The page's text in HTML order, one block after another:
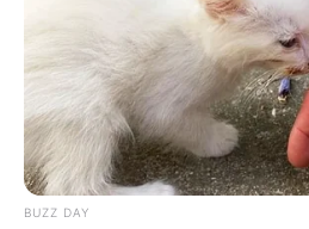
BUZZ DAY